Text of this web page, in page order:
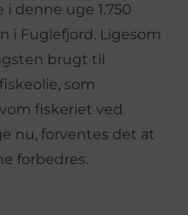
denne uge 1.750
i Fuglefjord. Ligesom
brugt til
som
fiskeriet ved
nu, forventes det at
forbedres.